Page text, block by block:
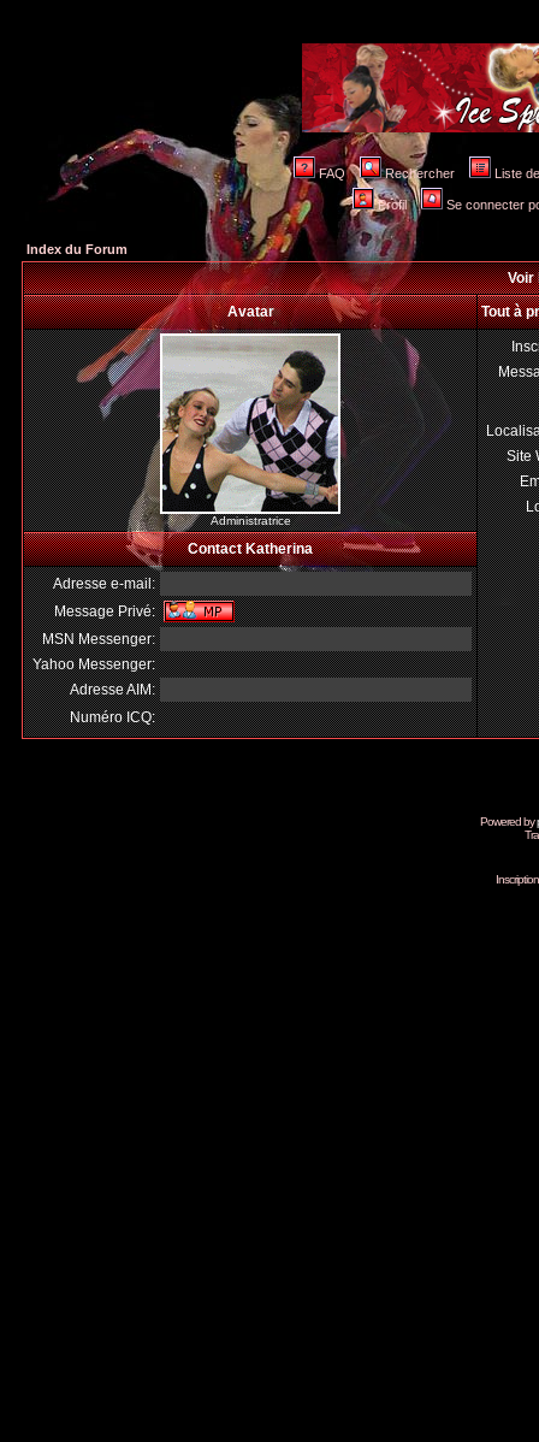
FAQ Rechercher Liste
Profil Se connecter
Index du Forum
Voir
Avatar
Tout à
Administratrice
Site
Contact Katherina
Adresse e-mail:
Message Privé:
MSN Messenger:
Yahoo Messenger:
Adresse AIM:
Numéro ICQ:
Powered by